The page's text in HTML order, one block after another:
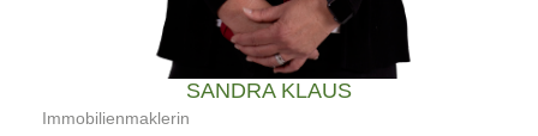
SANDRA KLAUS
Immobilienmaklerin